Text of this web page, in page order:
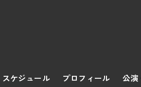
スケジュール プロフィール 公演